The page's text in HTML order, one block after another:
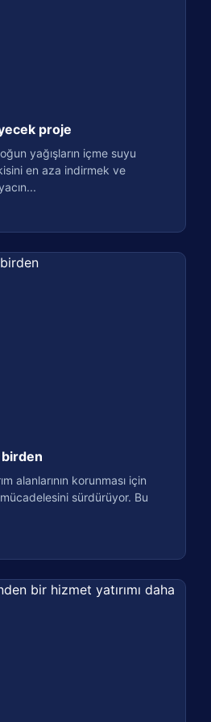
proje
yağışların içme suyu
en aza indirmek ve
birden
alanlarının korunması için
mücadelesini sürdürüyor. Bu